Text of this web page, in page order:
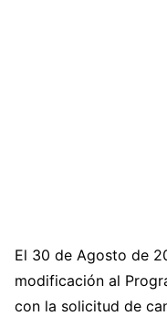
El 30 de Agosto de
modificación al
con la solicitud de